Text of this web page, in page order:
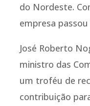
do Nordeste.
empresa
José Roberto
ministro das
um troféu de
contribuição